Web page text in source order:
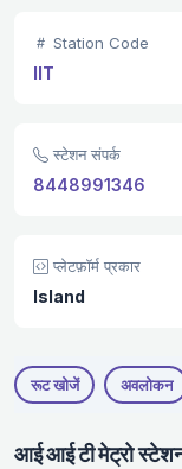
Station Code
IIT
स्टेशन संपर्क
8448991346
प्लेटफ़ॉर्म प्रकार
Island
रूट खोजें अवलोकन
आई आई टी मेट्रो